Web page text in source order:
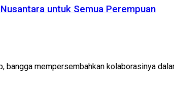
untuk Semua Perempuan
bangga mempersembahkan kolaborasinya